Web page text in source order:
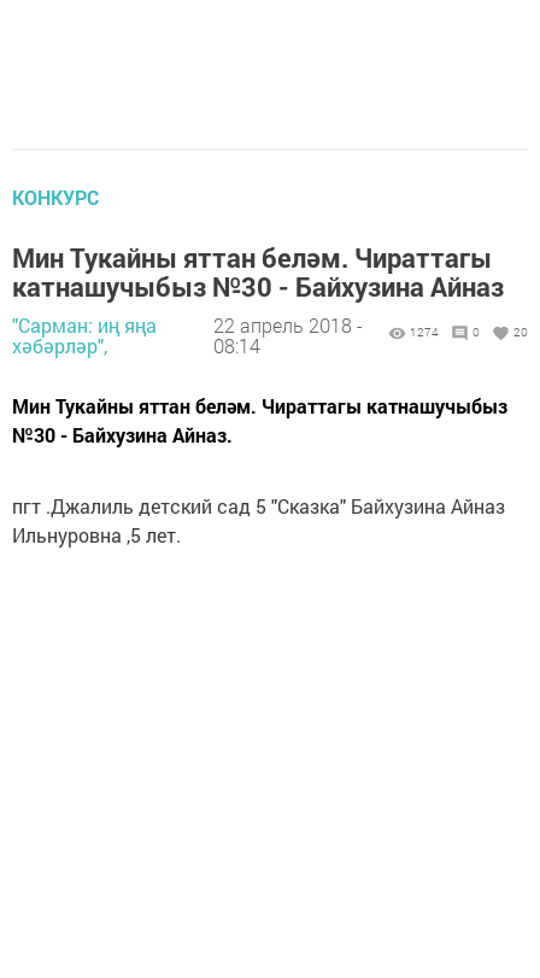
КОНКУРС
Мин Тукайны яттан беләм. Чираттагы
катнашучыбыз №30 - Байхузина Айназ
"Сарман: иң яңа
хәбәрләр",
22 апрель 2018 -
08:14
1274 0 20
Мин Тукайны яттан беләм. Чираттагы катнашучыбыз
№30 - Байхузина Айназ.
пгт .Джалиль детский сад 5 "Сказка" Байхузина Айназ
Ильнуровна ,5 лет.